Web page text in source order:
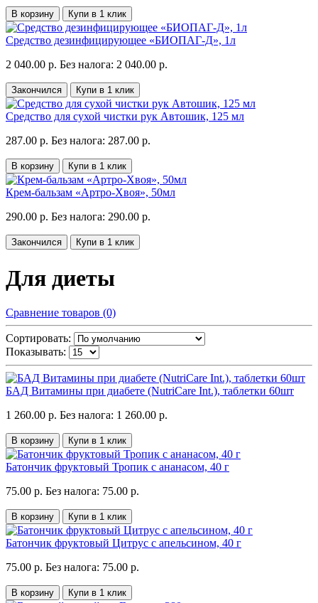
В корзину Купи в 1 клик
Средство дезинфицирующее «БИОПАГ-Д», 1л
2 040.00 р. Без налога: 2 040.00 р.
Закончился Купи в 1 клик
Средство для сухой чистки рук Автошик, 125 мл
287.00 р. Без налога: 287.00 р.
В корзину Купи в 1 клик
Крем-бальзам «Артро-Хвоя», 50мл
290.00 р. Без налога: 290.00 р.
Закончился Купи в 1 клик
Для диеты
Сравнение товаров (0)
Сортировать:
Показывать:
БАД Витамины при диабете (NutriCare Int.), таблетки 60шт
1 260.00 р. Без налога: 1 260.00 р.
В корзину Купи в 1 клик
Батончик фруктовый Тропик с ананасом, 40 г
75.00 р. Без налога: 75.00 р.
В корзину Купи в 1 клик
Батончик фруктовый Цитрус с апельсином, 40 г
75.00 р. Без налога: 75.00 р.
В корзину Купи в 1 клик